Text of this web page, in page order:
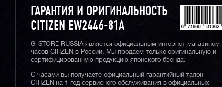
ГАРАНТИЯ И ОРИГИНАЛЬНОСТЬ
CITIZEN EW2446-81A
G-STORE RUSSIA является официальным интернет-магазином
часов CITIZEN в России. Мы продаем только оригинальную и
сертифицированную продукцию японского бренда.
С часами вы получаете официальный гарантийный талон
CITIZEN на 1 год сервисного обслуживания в официальных